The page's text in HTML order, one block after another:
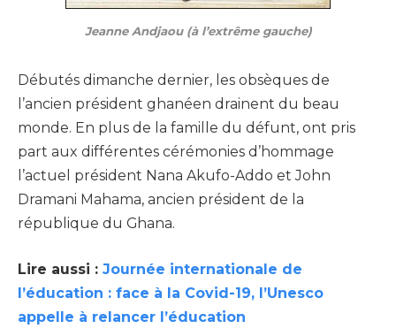
Jeanne Andjaou (à l’extrême gauche)
Débutés dimanche dernier, les obsèques de
l’ancien président ghanéen drainent du beau
monde. En plus de la famille du défunt, ont pris
part aux différentes cérémonies d’hommage
l’actuel président Nana Akufo-Addo et John
Dramani Mahama, ancien président de la
république du Ghana.
Lire aussi : Journée internationale de
l’éducation : face à la Covid-19, l’Unesco
appelle à relancer l’éducation